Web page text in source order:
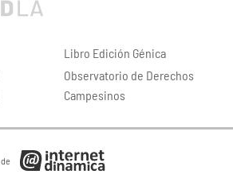
Libro Edición Génica
Observatorio de Derechos
Campesinos